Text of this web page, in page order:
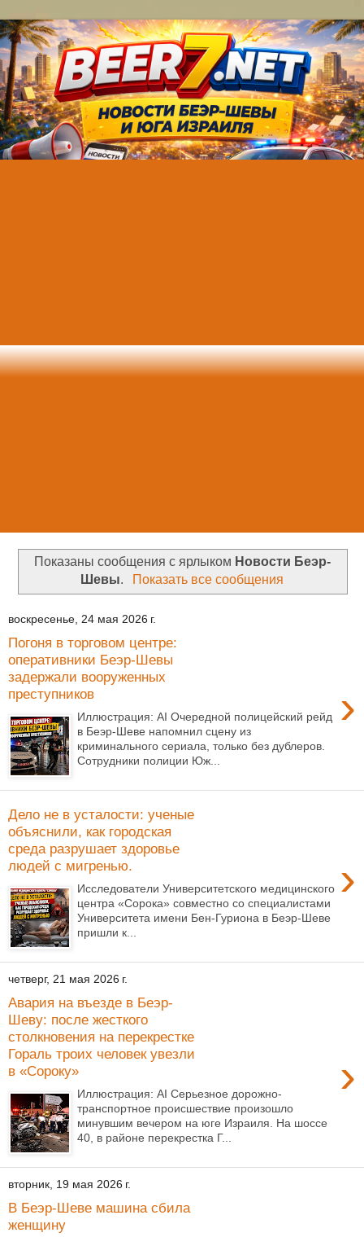
Показаны сообщения с ярлыком Новости Беэр-
Шевы. Показать все сообщения
воскресенье, 24 мая 2026 г.
Погоня в торговом центре:
оперативники Беэр-Шевы
задержали вооруженных
преступников
›
Иллюстрация: AI Очередной полицейский рейд
в Беэр-Шеве напомнил сцену из
криминального сериала, только без дублеров.
Сотрудники полиции Юж...
Дело не в усталости: ученые
объяснили, как городская
среда разрушает здоровье
людей с мигренью.
›
Исследователи Университетского медицинского
центра «Сорока» совместно со специалистами
Университета имени Бен-Гуриона в Беэр-Шеве
пришли к...
четверг, 21 мая 2026 г.
Авария на въезде в Беэр-
Шеву: после жесткого
столкновения на перекрестке
Гораль троих человек увезли
в «Сороку»
›
Иллюстрация: AI Серьезное дорожно-
транспортное происшествие произошло
минувшим вечером на юге Израиля. На шоссе
40, в районе перекрестка Г...
вторник, 19 мая 2026 г.
В Беэр-Шеве машина сбила
женщину